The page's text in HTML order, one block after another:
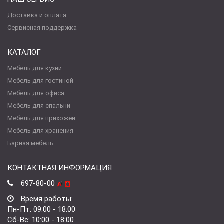
Доставка и оплата
Сервисная поддержка
КАТАЛОГ
Мебель для кухни
Мебель для гостиной
Мебель для офиса
Мебель для спальни
Мебель для прихожей
Мебель для хранения
Барная мебель
КОНТАКТНАЯ ИНФОРМАЦИЯ
697-80-00
Время работы:
Пн-Пт: 09:00 - 18:00
Сб-Вс: 10:00 - 18:00